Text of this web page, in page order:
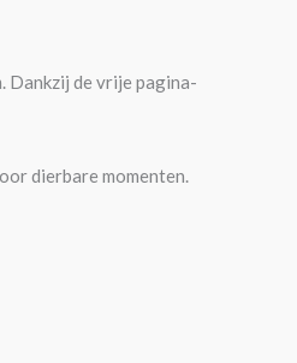
Dankzij de vrije pagina-
dierbare momenten.